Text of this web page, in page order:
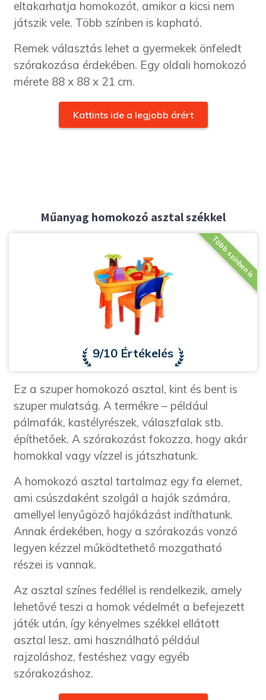
eltakarhatja homokozót, amikor a kicsi nem
játszik vele. Több színben is kapható.
Remek választás lehet a gyermekek önfeledt
szórakozása érdekében. Egy oldali homokozó
mérete 88 x 88 x 21 cm.
Kattints ide a legjobb árért
Műanyag homokozó asztal székkel
Több színben is
9/10 Értékelés
Ez a szuper homokozó asztal, kint és bent is
szuper mulatság. A termékre – például
pálmafák, kastélyrészek, válaszfalak stb.
építhetőek. A szórakozást fokozza, hogy akár
homokkal vagy vízzel is játszhatunk.
A homokozó asztal tartalmaz egy fa elemet,
ami csúszdaként szolgál a hajók számára,
amellyel lenyűgöző hajókázást indíthatunk.
Annak érdekében, hogy a szórakozás vonzó
legyen kézzel működtethető mozgatható
részei is vannak.
Az asztal színes fedéllel is rendelkezik, amely
lehetővé teszi a homok védelmét a befejezett
játék után, így kényelmes székkel ellátott
asztal lesz, ami használható például
rajzoláshoz, festéshez vagy egyéb
szórakozáshoz.